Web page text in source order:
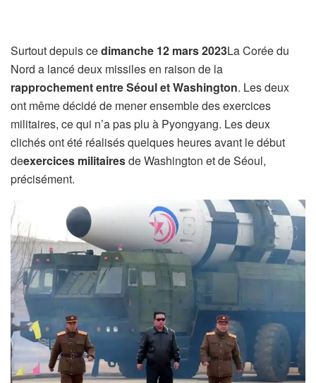
Surtout depuis cedimanche 12 mars 2023La Corée du
Nord a lancé deux missiles en raison de la
rapprochement entre Séoul et Washington. Les deux
ont même décidé de mener ensemble des exercices
militaires, ce qui n’a pas plu à Pyongyang. Les deux
clichés ont été réalisés quelques heures avant le début
deexercices militairesde Washington et de Séoul,
précisément.